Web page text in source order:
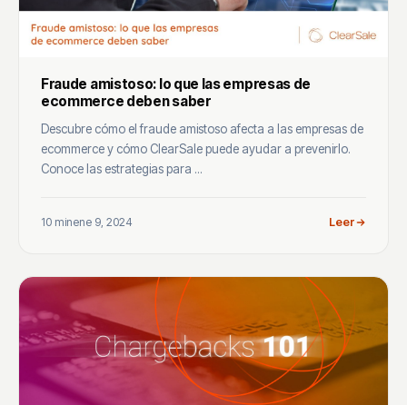
Fraude amistoso: lo que las empresas de
ecommerce deben saber
Descubre cómo el fraude amistoso afecta a las empresas de
ecommerce y cómo ClearSale puede ayudar a prevenirlo.
Conoce las estrategias para ...
10 minene 9, 2024 Leer